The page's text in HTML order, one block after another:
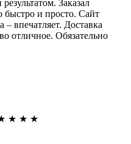
Заказал
быстро и просто. Сайт
впечатляет. Доставка
отличное. Обязательно
★ ★ ★